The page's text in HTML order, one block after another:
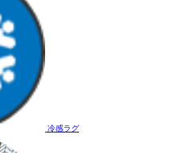
冷感ラグ